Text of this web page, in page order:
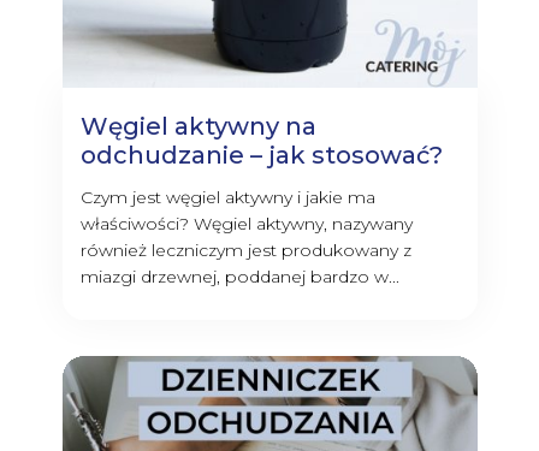
Węgiel aktywny na
odchudzanie – jak stosować?
Czym jest węgiel aktywny i jakie ma
właściwości? Węgiel aktywny, nazywany
również leczniczym jest produkowany z
miazgi drzewnej, poddanej bardzo w...